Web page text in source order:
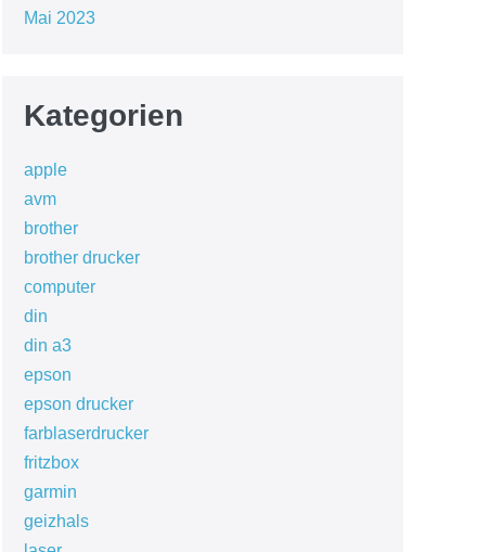
Mai 2023
Kategorien
apple
avm
brother
brother drucker
computer
din
din a3
epson
epson drucker
farblaserdrucker
fritzbox
garmin
geizhals